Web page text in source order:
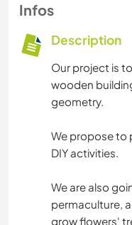
Infos
Description
Our project is
wooden
geometry.
We propose to
DIY activities.
We are also
permaculture,
grow flowers'